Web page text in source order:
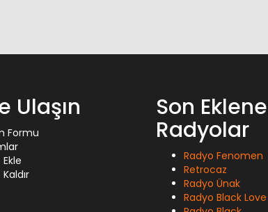
Ulaşın
Formu
Son
Radyolar
Radyo Fenomen
Retrocaz
Radyo Ünak
Radyo Black Love